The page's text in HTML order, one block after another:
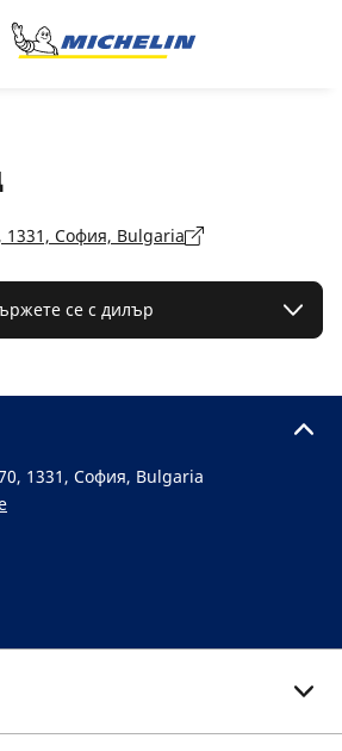
София, Bulgaria
се с дилър
1331, София, Bulgaria